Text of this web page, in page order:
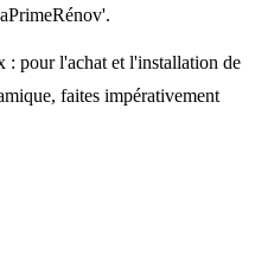
: pour l'achat et l'installation de
faites impérativement